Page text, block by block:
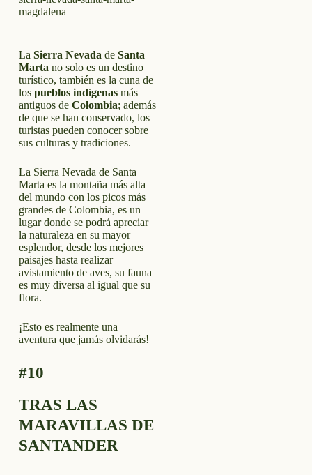
La Sierra Nevada de Santa
Marta no solo es un destino
turístico, también es la cuna de
los pueblos indígenasmás
antiguos de Colombia; además
de que se han conservado, los
turistas pueden conocer sobre
sus culturas y tradiciones.
La Sierra Nevada de Santa
Marta es la montaña más alta
del mundo con los picos más
grandes de Colombia, es un
lugar donde se podrá apreciar
la naturaleza en su mayor
esplendor, desde los mejores
paisajes hasta realizar
avistamiento de aves, su fauna
es muy diversa al igual que su
flora.
¡Esto es realmente una
aventura que jamás olvidarás!
#10
TRAS LAS
MARAVILLAS DE
SANTANDER